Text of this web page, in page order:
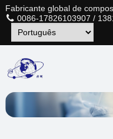
Fabricante global de
0086-17826103907 /